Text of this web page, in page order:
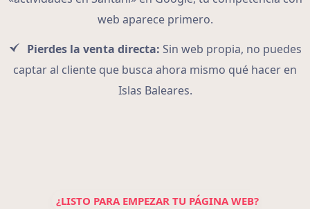
web aparece primero.
Pierdes la venta directa: Sin web propia, no puedes
captar al cliente que busca ahora mismo qué hacer en
Islas Baleares.
¿LISTO PARA EMPEZAR TU PÁGINA WEB?